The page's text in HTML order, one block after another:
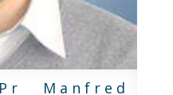
Manfred